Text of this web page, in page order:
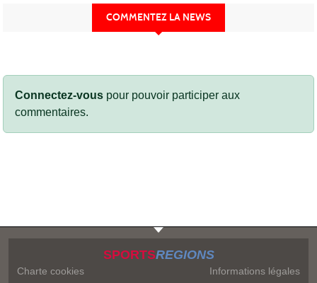
COMMENTEZ LA NEWS
Connectez-vous pour pouvoir participer aux
commentaires.
SPORTSREGIONS
Charte cookies Informations légales